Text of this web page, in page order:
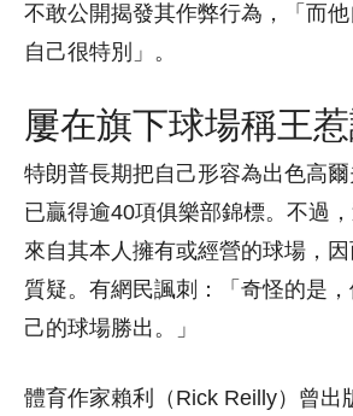
不敢公開揭發其作弊行為，「而
自己很特別」。
屢在旗下球場稱王
特朗普長期把自己形容為出色高
已贏得逾40項俱樂部錦標。不過
來自其本人擁有或經營的球場，
質疑。有網民諷刺：「奇怪的是
己的球場勝出。」
體育作家賴利（Rick Reilly）曾出